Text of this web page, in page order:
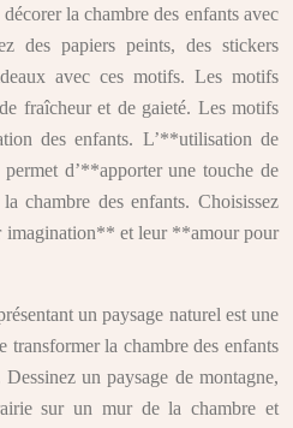
la chambre des enfants avec
des papiers peints, des stickers
avec ces motifs. Les motifs
fraîcheur et de gaieté. Les motifs
des enfants. L’**utilisation de
d’**apporter une touche de
chambre des enfants. Choisissez
imagination** et leur **amour pour
un paysage naturel est une
transformer la chambre des enfants
un paysage de montagne,
sur un mur de la chambre et